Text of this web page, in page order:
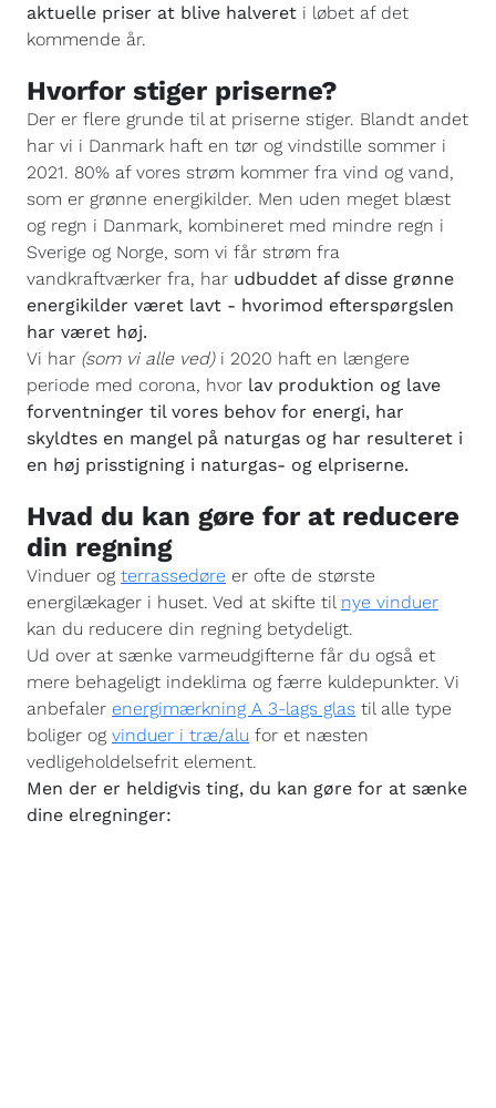
aktuelle priser at blive halveret i løbet af det
kommende år.
Hvorfor stiger priserne?
Der er flere grunde til at priserne stiger. Blandt andet
har vi i Danmark haft en tør og vindstille sommer i
2021. 80% af vores strøm kommer fra vind og vand,
som er grønne energikilder. Men uden meget blæst
og regn i Danmark, kombineret med mindre regn i
Sverige og Norge, som vi får strøm fra
vandkraftværker fra, har udbuddet af disse grønne
energikilder været lavt - hvorimod efterspørgslen
har været høj.
Vi har (som vi alle ved)i 2020 haft en længere
periode med corona, hvor lav produktion og lave
forventninger til vores behov for energi, har
skyldtes en mangel på naturgas og har resulteret i
en høj prisstigning i naturgas- og elpriserne.
Hvad du kan gøre for at reducere
din regning
Vinduer og terrassedøre er ofte de største
energilækager i huset. Ved at skifte til nye vinduer
kan du reducere din regning betydeligt.
Ud over at sænke varmeudgifterne får du også et
mere behageligt indeklima og færre kuldepunkter. Vi
anbefaler energimærkning A 3-lags glas til alle type
boliger og vinduer i træ/alu for et næsten
vedligeholdelsefrit element.
Men der er heldigvis ting, du kan gøre for at sænke
dine elregninger: